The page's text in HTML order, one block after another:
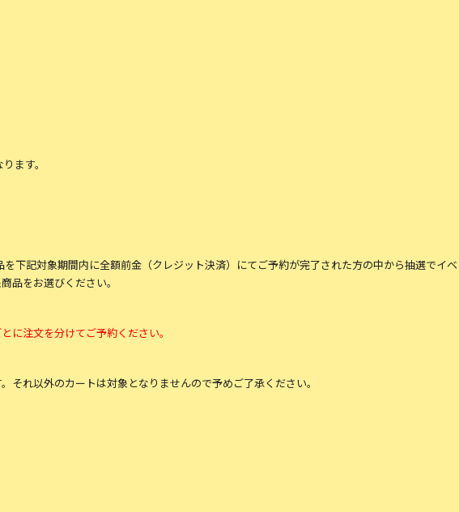
ます。
下記対象期間内に全額前金（クレジット決済）にてご予約が完了された方の中から抽選でイ
品をお選びください。
に注文を分けてご予約ください。
れ以外のカートは対象となりませんので予めご了承ください。